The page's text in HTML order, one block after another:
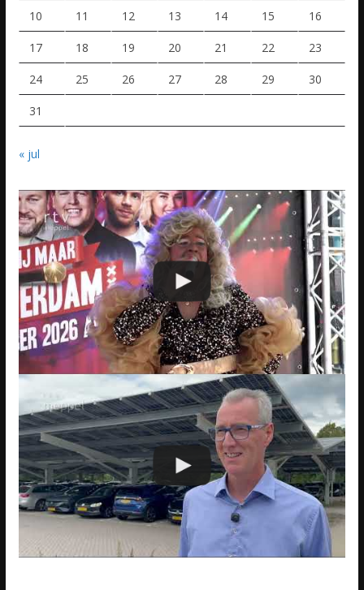
10 11 12 13 14 15 16
17 18 19 20 21 22 23
24 25 26 27 28 29 30
31
« jul